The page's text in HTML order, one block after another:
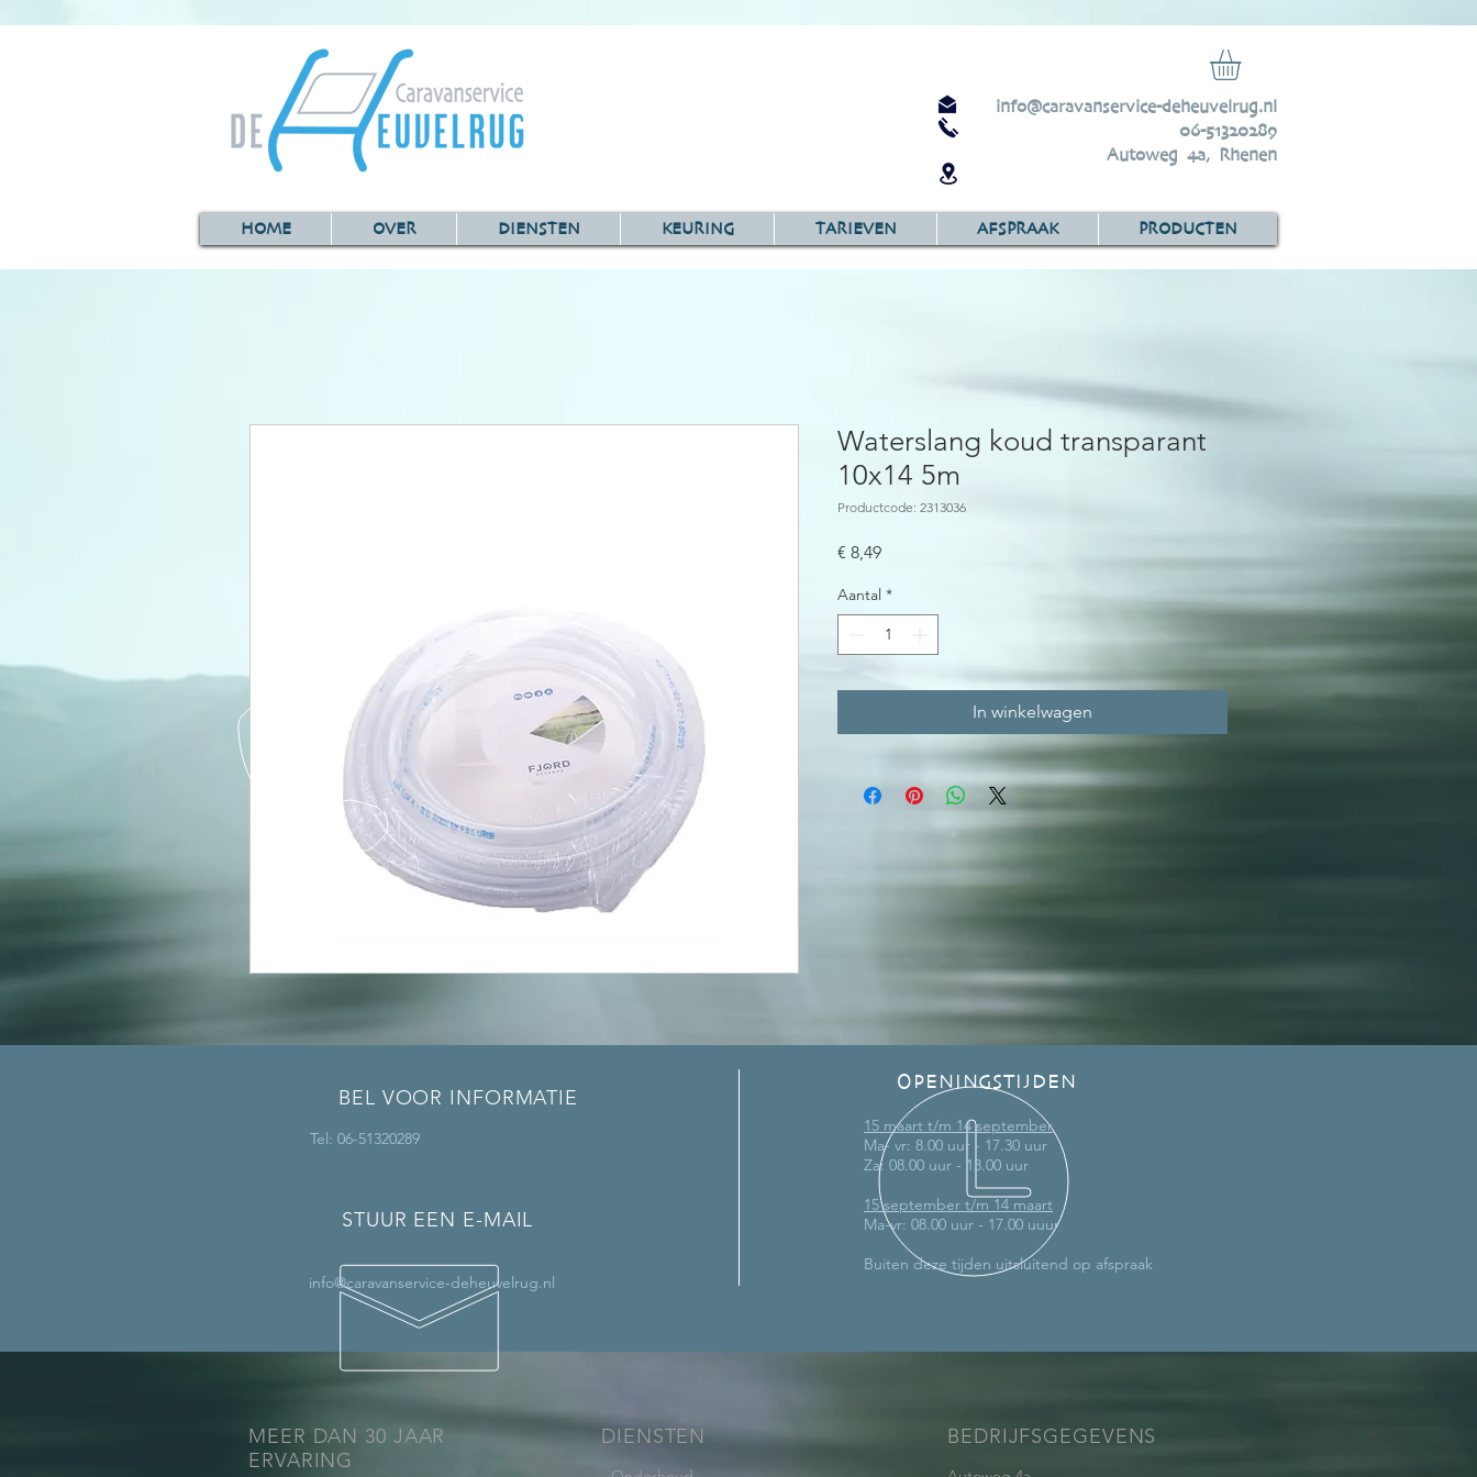
info@caravanservice-deheuvelrug.nl
06-51320289
Autoweg 4a, Rhenen
HOME OVER DIENSTEN KEURING TARIEVEN AFSPRAAK PRODUCTEN
Waterslang koud transparant
10x14 5m
Productcode: 2313036
€ 8,49Prijs
Aantal *
In winkelwagen
BEL VOOR INFORMATIE
Tel: 06-51320289
STUUR EEN E-MAIL
info@caravanservice-deheuvelrug.nl
OPENINGSTIJDEN
15 maart t/m 14 september
Ma- vr: 8.00 uur - 17.30 uur
Za: 08.00 uur - 13.00 uur
15 september t/m 14 maart
Ma-vr: 08.00 uur - 17.00 uuur
Buiten deze tijden uitsluitend op afspraak
MEER DAN 30 JAAR
ERVARING
DIENSTEN BEDRIJFSGEGEVENS